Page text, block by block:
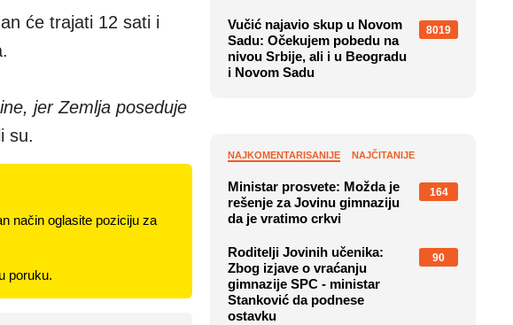
će trajati 12 sati i
jer Zemlja poseduje
su.
način oglasite poziciju za
poruku.
Vučić najavio skup u Novom
Sadu: Očekujem pobedu na
nivou Srbije, ali i u Beogradu
i Novom Sadu
8019
NAJKOMENTARISANIJE NAJČITANIJE
Ministar prosvete: Možda je
rešenje za Jovinu gimnaziju
da je vratimo crkvi
164
Roditelji Jovinih učenika:
Zbog izjave o vraćanju
gimnazije SPC - ministar
Stanković da podnese
ostavku
90